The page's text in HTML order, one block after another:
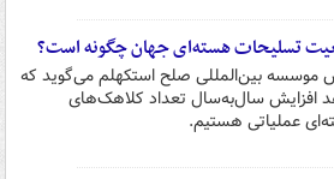
تسلیحات هسته‌ای جهان چگونه است؟
موسسه بین‌المللی صلح استکهلم می‌گوید که
افزایش سال‌به‌سال تعداد کلاهک‌های
عملیاتی هستیم.